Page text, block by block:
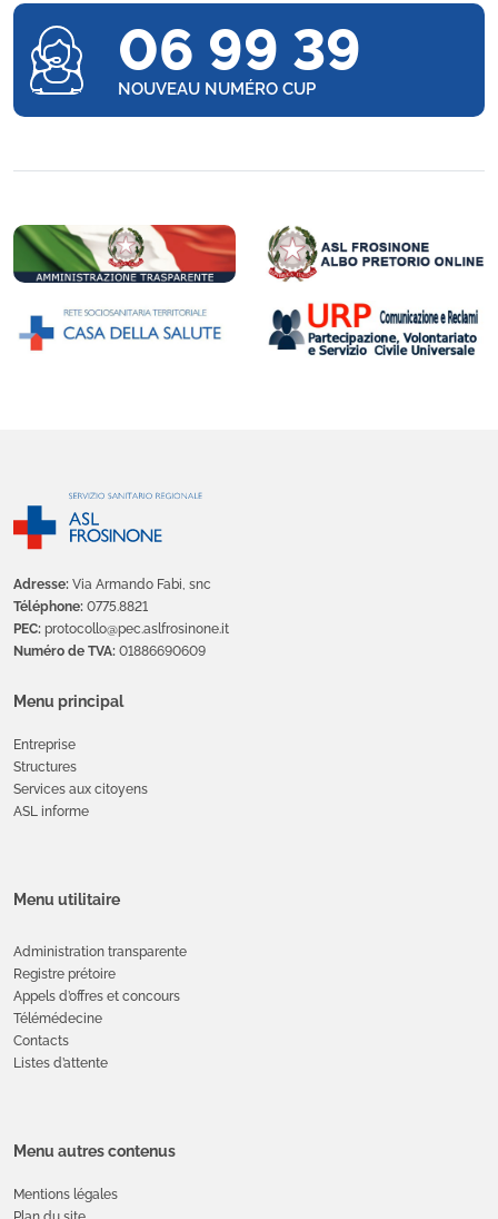
06 99 39
NOUVEAU NUMÉRO CUP
Adresse: Via Armando Fabi, snc
Téléphone: 0775.8821
PEC: protocollo@pec.aslfrosinone.it
Numéro de TVA: 01886690609
Menu principal
Entreprise
Structures
Services aux citoyens
ASL informe
Menu utilitaire
Administration transparente
Registre prétoire
Appels d’offres et concours
Télémédecine
Contacts
Listes d’attente
Menu autres contenus
Mentions légales